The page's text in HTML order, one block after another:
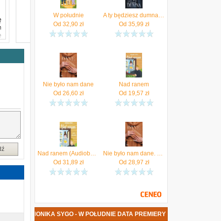
W południe
Od 32,90zł
A ty będziesz dumna. Listami pisane tom 1 (Audiobook)
Od 35,99 zł
Nie było nam dane
Od 26,60zł
Nad ranem
Od 19,57 zł
Nad ranem (Audiobook)
Od 31,89 zł
Nie było nam dane. Listami pisane. Tom 2 (EPUB)
Od 28,97 zł
KSIĄŻKA MONIKA SYGO - W POŁUDNIE DATA PREMIERY